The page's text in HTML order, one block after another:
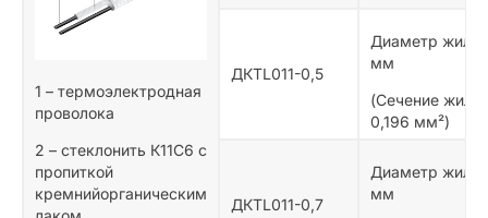
1 – термоэлектродная
проволока
2 – cтеклонить К11С6 с
пропиткой
кремнийорганическим
ДКТL011-0,5
Диаметр
мм
(Сечение жилы:
0,196 мм²)
ДКТL011-0,7
Диаметр
мм